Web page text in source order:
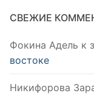
СВЕЖИЕ
Фокина Адель к
востоке
Никифорова